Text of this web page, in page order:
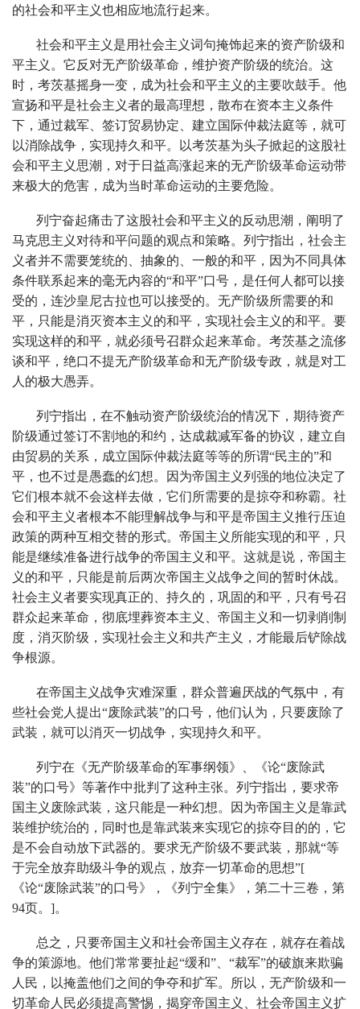
的社会和平主义也相应地流行起来。
社会和平主义是用社会主义词句掩饰起来的资产阶级和
平主义。它反对无产阶级革命，维护资产阶级的统治。这
时，考茨基摇身一变，成为社会和平主义的主要吹鼓手。他
宣扬和平是社会主义者的最高理想，散布在资本主义条件
下，通过裁军、签订贸易协定、建立国际仲裁法庭等，就可
以消除战争，实现持久和平。以考茨基为头子掀起的这股社
会和平主义思潮，对于日益高涨起来的无产阶级革命运动带
来极大的危害，成为当时革命运动的主要危险。
列宁奋起痛击了这股社会和平主义的反动思潮，阐明了
马克思主义对待和平问题的观点和策略。列宁指出，社会主
义者并不需要笼统的、抽象的、一般的和平，因为不同具体
条件联系起来的毫无内容的“和平”口号，是任何人都可以接
受的，连沙皇尼古拉也可以接受的。无产阶级所需要的和
平，只能是消灭资本主义的和平，实现社会主义的和平。要
实现这样的和平，就必须号召群众起来革命。考茨基之流侈
谈和平，绝口不提无产阶级革命和无产阶级专政，就是对工
人的极大愚弄。
列宁指出，在不触动资产阶级统治的情况下，期待资产
阶级通过签订不割地的和约，达成裁减军备的协议，建立自
由贸易的关系，成立国际仲裁法庭等等的所谓“民主的”和
平，也不过是愚蠢的幻想。因为帝国主义列强的地位决定了
它们根本就不会这样去做，它们所需要的是掠夺和称霸。社
会和平主义者根本不能理解战争与和平是帝国主义推行压迫
政策的两种互相交替的形式。帝国主义所能实现的和平，只
能是继续准备进行战争的帝国主义和平。这就是说，帝国主
义的和平，只能是前后两次帝国主义战争之间的暂时休战。
社会主义者要实现真正的、持久的，巩固的和平，只有号召
群众起来革命，彻底埋葬资本主义、帝国主义和一切剥削制
度，消灭阶级，实现社会主义和共产主义，才能最后铲除战
争根源。
在帝国主义战争灾难深重，群众普遍厌战的气氛中，有
些社会党人提出“废除武装”的口号，他们认为，只要废除了
武装，就可以消灭一切战争，实现持久和平。
列宁在《无产阶级革命的军事纲领》、《论“废除武
装”的口号》等著作中批判了这种主张。列宁指出，要求帝
国主义废除武装，这只能是一种幻想。因为帝国主义是靠武
装维护统治的，同时也是靠武装来实现它的掠夺目的的，它
是不会自动放下武器的。要求无产阶级不要武装，那就“等
于完全放弃助级斗争的观点，放弃一切革命的思想”[
《论“废除武装”的口号》，《列宁全集》，第二十三卷，第
94页。]。
总之，只要帝国主义和社会帝国主义存在，就存在着战
争的策源地。他们常常要扯起“缓和”、“裁军”的破旗来欺骗
人民，以掩盖他们之间的争夺和扩军。所以，无产阶级和一
切革命人民必须提高警惕，揭穿帝国主义、社会帝国主义扩